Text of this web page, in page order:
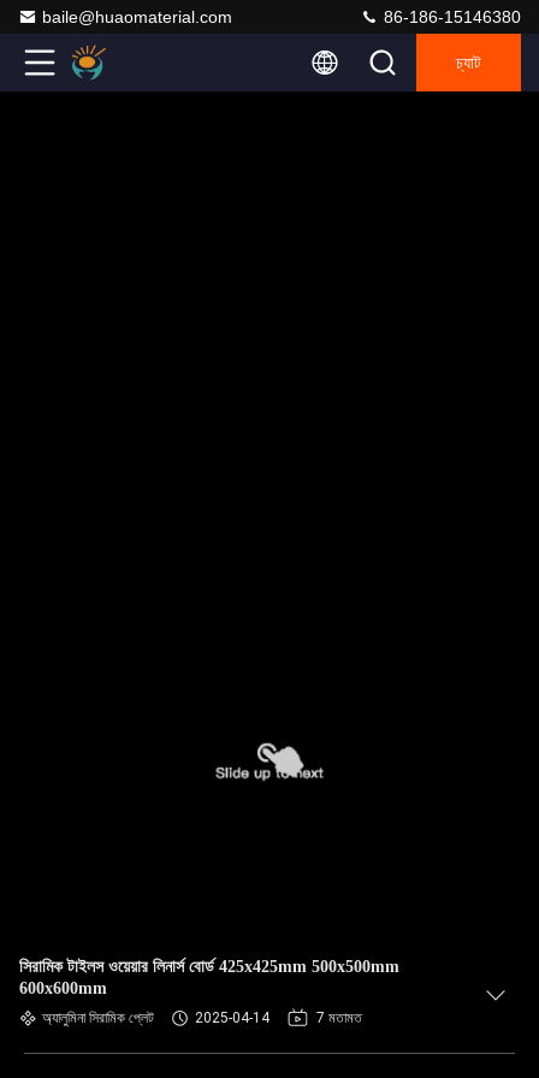
baile@huaomaterial.com 86-186-15146380
চ্যাট
সিরামিক টাইলস ওয়েয়ার লিনার্স বোর্ড 425x425mm 500x500mm
600x600mm
অ্যালুমিনা সিরামিক প্লেট 2025-04-14 7 মতামত